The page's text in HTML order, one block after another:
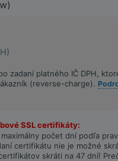
zadaní platného IČ DPH,
(reverse-charge).
SSL certifikáty:
počet dní podľa
certifikátu nie je možné
skráti na 47 dní!